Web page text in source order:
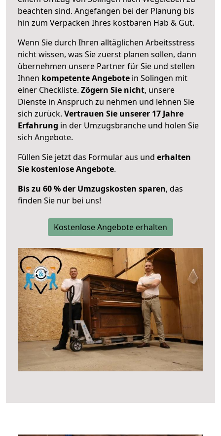
beachten sind. Angefangen bei der Planung bis
hin zum Verpacken Ihres kostbaren Hab & Gut.
Wenn Sie durch Ihren alltäglichen Arbeitsstress
nicht wissen, was Sie zuerst planen sollen, dann
übernehmen unsere Partner für Sie und stellen
Ihnen kompetente Angebote in Solingen mit
einer Checkliste. Zögern Sie nicht, unsere
Dienste in Anspruch zu nehmen und lehnen Sie
sich zurück. Vertrauen Sie unserer 17 Jahre
Erfahrung in der Umzugsbranche und holen Sie
sich Angebote.
Füllen Sie jetzt das Formular aus und erhalten
Sie kostenlose Angebote.
Bis zu 60 % der Umzugskosten sparen, das
finden Sie nur bei uns!
Kostenlose Angebote erhalten